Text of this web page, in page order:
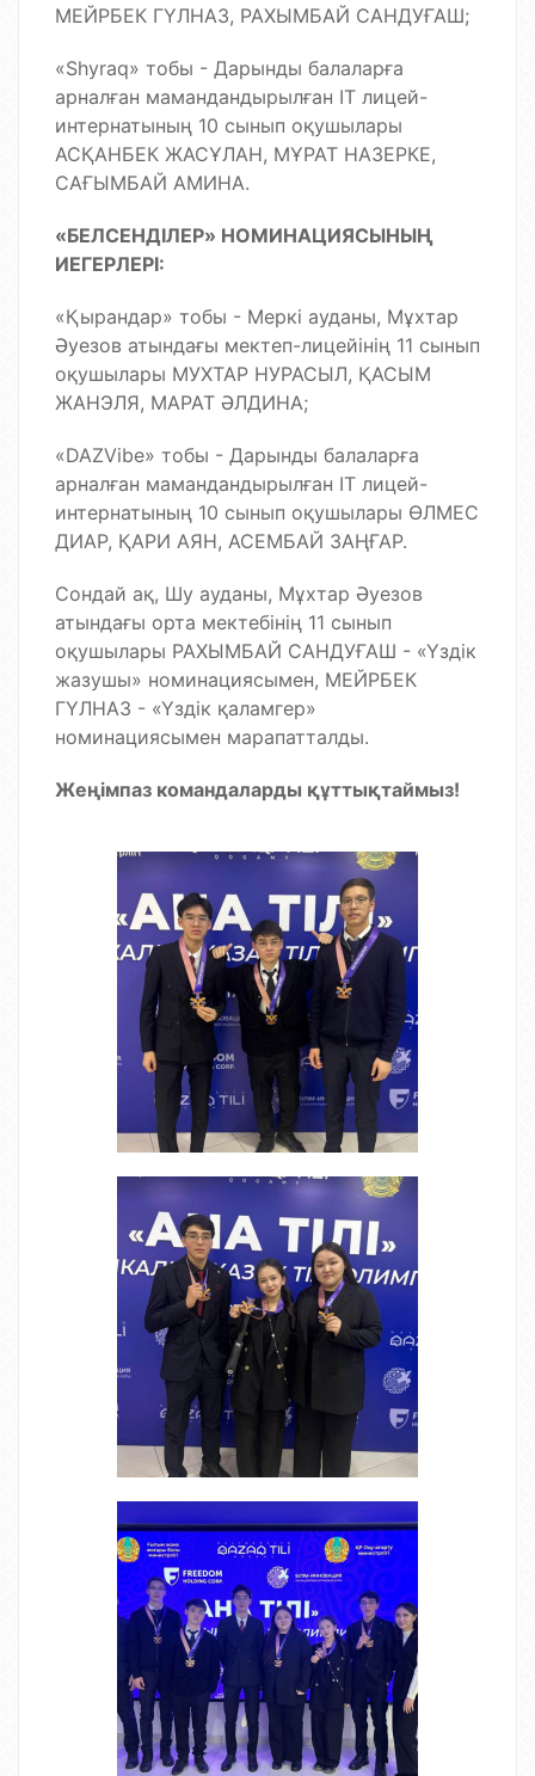
МЕЙРБЕК ГҮЛНАЗ, РАХЫМБАЙ САНДУҒАШ;
«Shyraq» тобы - Дарынды балаларға
арналған мамандандырылған IT лицей-
интернатының 10 сынып оқушылары
АСҚАНБЕК ЖАСҰЛАН, МҰРАТ НАЗЕРКЕ,
САҒЫМБАЙ АМИНА.
«БЕЛСЕНДІЛЕР» НОМИНАЦИЯСЫНЫҢ
ИЕГЕРЛЕРІ:
«Қырандар» тобы - Меркі ауданы, Мұхтар
Әуезов атындағы мектеп-лицейінің 11 сынып
оқушылары МУХТАР НУРАСЫЛ, ҚАСЫМ
ЖАНЭЛЯ, МАРАТ ӘЛДИНА;
«DAZVibe» тобы - Дарынды балаларға
арналған мамандандырылған IT лицей-
интернатының 10 сынып оқушылары ӨЛМЕС
ДИАР, ҚАРИ АЯН, АСЕМБАЙ ЗАҢҒАР.
Сондай ақ, Шу ауданы, Мұхтар Әуезов
атындағы орта мектебінің 11 сынып
оқушылары РАХЫМБАЙ САНДУҒАШ - «Үздік
жазушы» номинациясымен, МЕЙРБЕК
ГҮЛНАЗ - «Үздік қаламгер»
номинациясымен марапатталды.
Жеңімпаз командаларды құттықтаймыз!